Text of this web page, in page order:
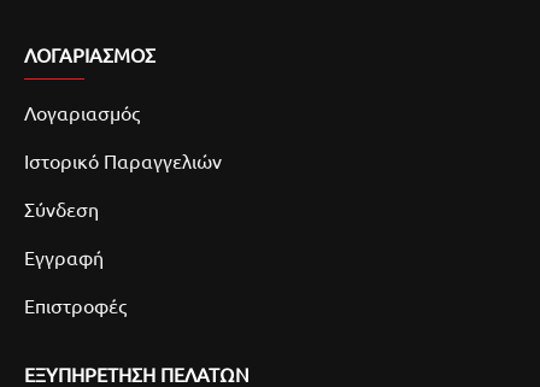
ΛΟΓΑΡΙΑΣΜΌΣ
Λογαριασμός
Ιστορικό Παραγγελιών
Σύνδεση
Εγγραφή
Επιστροφές
ΕΞΥΠΗΡΕΤΗΣΗ ΠΕΛΑΤΩΝ